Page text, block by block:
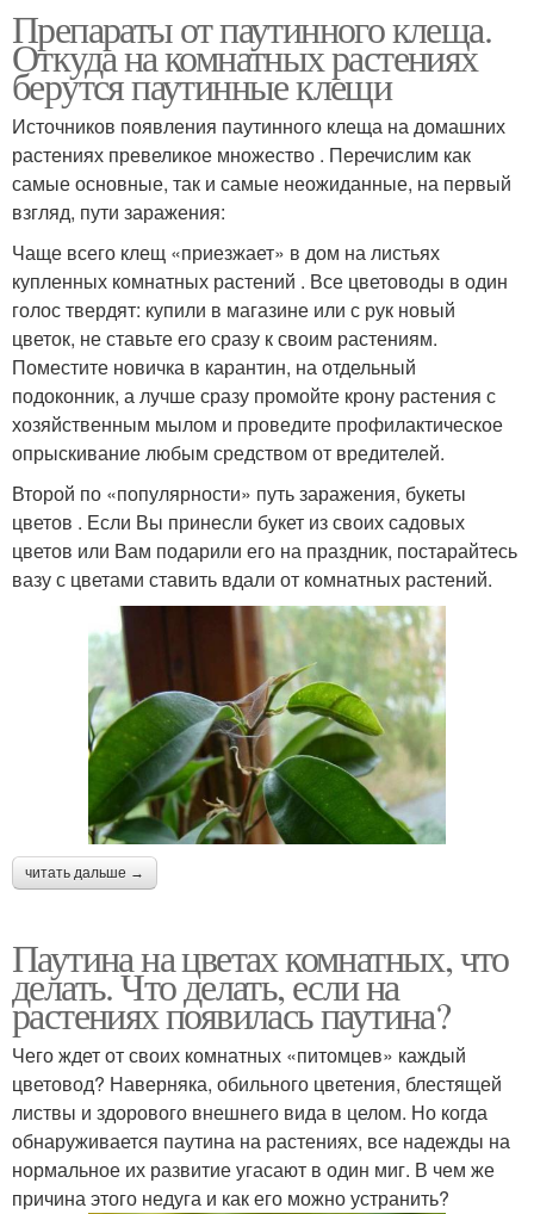
Препараты от паутинного клеща.
Откуда на комнатных растениях
берутся паутинные клещи
Источников появления паутинного клеща на домашних
растениях превеликое множество . Перечислим как
самые основные, так и самые неожиданные, на первый
взгляд, пути заражения:
Чаще всего клещ «приезжает» в дом на листьях
купленных комнатных растений . Все цветоводы в один
голос твердят: купили в магазине или с рук новый
цветок, не ставьте его сразу к своим растениям.
Поместите новичка в карантин, на отдельный
подоконник, а лучше сразу промойте крону растения с
хозяйственным мылом и проведите профилактическое
опрыскивание любым средством от вредителей.
Второй по «популярности» путь заражения, букеты
цветов . Если Вы принесли букет из своих садовых
цветов или Вам подарили его на праздник, постарайтесь
вазу с цветами ставить вдали от комнатных растений.
читать дальше →
Паутина на цветах комнатных, что
делать. Что делать, если на
растениях появилась паутина?
Чего ждет от своих комнатных «питомцев» каждый
цветовод? Наверняка, обильного цветения, блестящей
листвы и здорового внешнего вида в целом. Но когда
обнаруживается паутина на растениях, все надежды на
нормальное их развитие угасают в один миг. В чем же
причина этого недуга и как его можно устранить?